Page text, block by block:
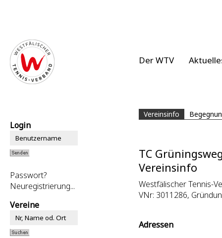
Der WTV
Vereinsinfo
Login
Passwort?
Neuregistrierung...
Vereine
TC
Vereinsinfo
Westfälischer Tennis-
VNr: 3011286,
Adressen